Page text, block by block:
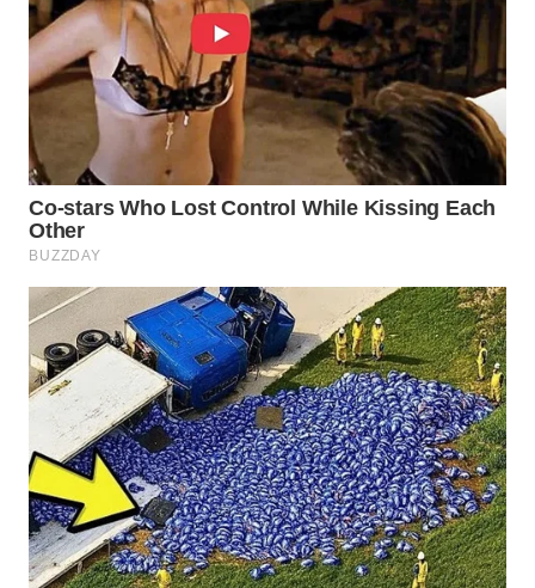
WN
SURABAYA
NATUNA
WN
BINTAN
MANDALIKA
WN
LIKUPANG
WN
LABUANBAJO
WN
BORNEO